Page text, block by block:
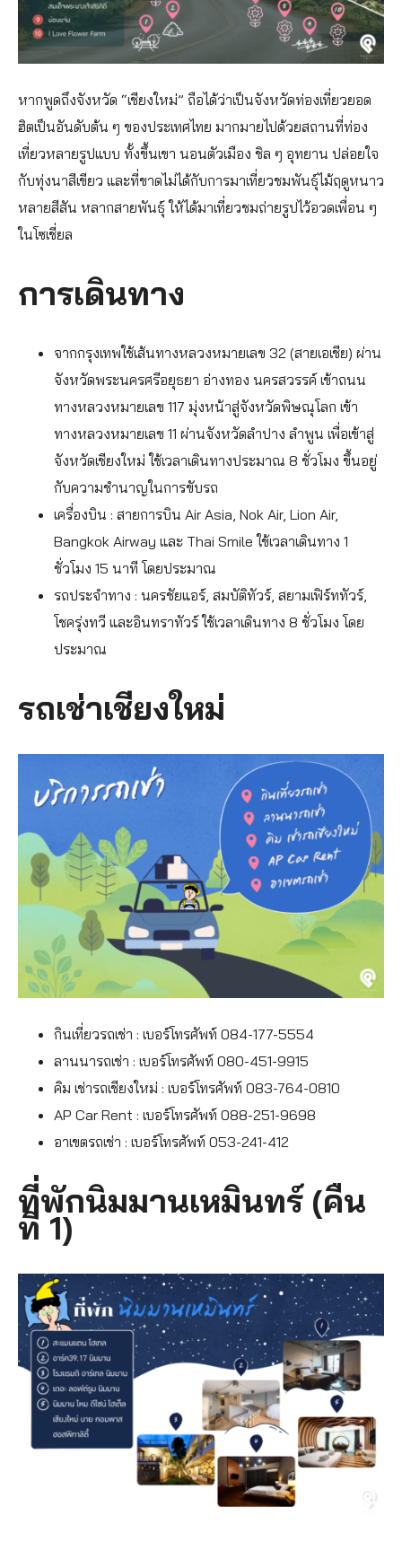
หากพูดถึงจังหวัด “เชียงใหม่” ถือได้ว่าเป็นจังหวัดท่องเที่ยวยอด
ฮิตเป็นอันดับต้น ๆ ของประเทศไทย มากมายไปด้วยสถานที่ท่อง
เที่ยวหลายรูปแบบ ทั้งขึ้นเขา นอนตัวเมือง ชิล ๆ อุทยาน ปล่อยใจ
กับทุ่งนาสีเขียว และที่ขาดไม่ได้กับการมาเที่ยวชมพันธุ์ไม้ฤดูหนาว
หลายสีสัน หลากสายพันธุ์ ให้ได้มาเที่ยวชมถ่ายรูปไว้อวดเพื่อน ๆ
ในโซเชี่ยล
การเดินทาง
จากกรุงเทพใช้เส้นทางหลวงหมายเลข 32 (สายเอเชีย) ผ่าน
จังหวัดพระนครศรีอยุธยา อ่างทอง นครสวรรค์ เข้าถนน
ทางหลวงหมายเลข 117 มุ่งหน้าสู่จังหวัดพิษณุโลก เข้า
ทางหลวงหมายเลข 11 ผ่านจังหวัดลำปาง ลำพูน เพื่อเข้าสู่
จังหวัดเชียงใหม่ ใช้เวลาเดินทางประมาณ 8 ชั่วโมง ขึ้นอยู่
กับความชำนาญในการขับรถ
เครื่องบิน : สายการบิน Air Asia, Nok Air, Lion Air,
Bangkok Airway และ Thai Smile ใข้เวลาเดินทาง 1
ชั่วโมง 15 นาที โดยประมาณ
รถประจำทาง : นครชัยแอร์, สมบัติทัวร์, สยามเฟิร์ททัวร์,
โชครุ่งทวี และอินทราทัวร์ ใช้เวลาเดินทาง 8 ชั่วโมง โดย
ประมาณ
รถเช่าเชียงใหม่
กินเที่ยวรถเช่า : เบอร์โทรศัพท์ 084-177-5554
ลานนารถเช่า : เบอร์โทรศัพท์ 080-451-9915
คิม เช่ารถเชียงใหม่ : เบอร์โทรศัพท์ 083-764-0810
AP Car Rent : เบอร์โทรศัพท์ 088-251-9698
อาเขตรถเช่า : เบอร์โทรศัพท์ 053-241-412
ที่พักนิมมานเหมินทร์ (คืน
ที่ 1)